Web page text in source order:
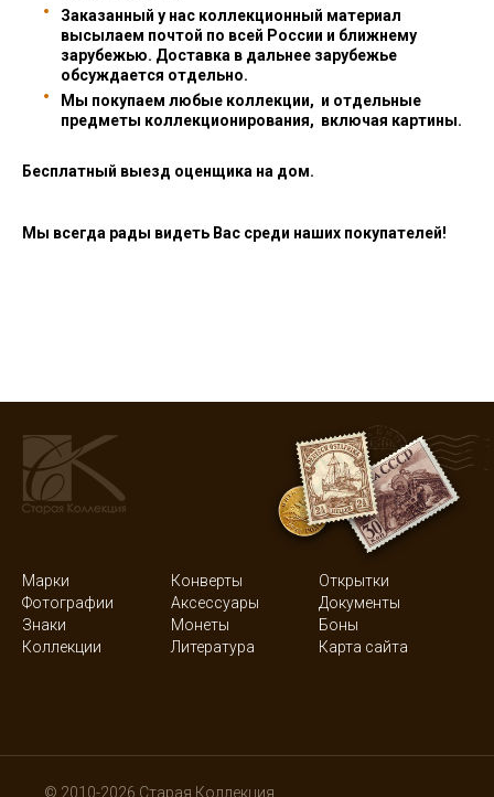
Заказанный у нас коллекционный материал
высылаем почтой по всей России и ближнему
зарубежью. Доставка в дальнее зарубежье
обсуждается отдельно.
Мы покупаем любые коллекции, и отдельные
предметы коллекционирования, включая картины.
Бесплатный выезд оценщика на дом.
Мы всегда рады видеть Вас среди наших покупателей!
Марки Конверты
Открытки
Фотографии
Аксессуары
Документы
Знаки
Монеты
Боны
Коллекции
Литература Карта сайта
© 2010-2026 Старая Коллекция